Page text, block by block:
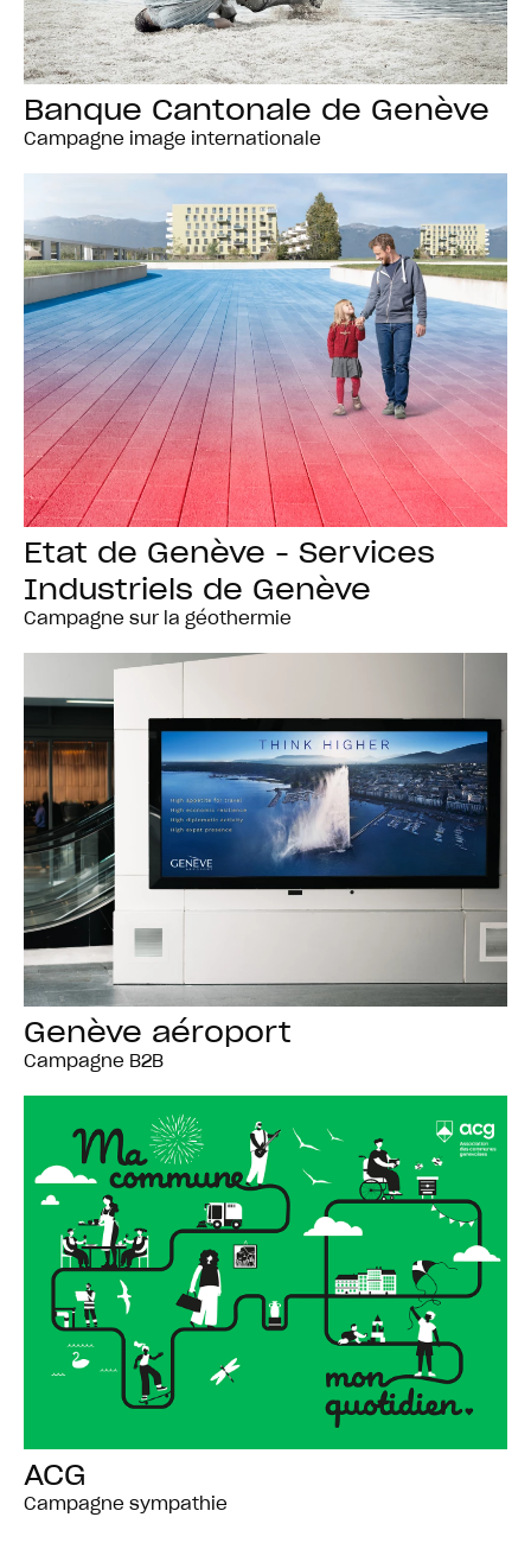
Banque Cantonale de Genève
Campagne image internationale
Etat de Genève - Services
Industriels de Genève
Campagne sur la géothermie
Genève aéroport
Campagne B2B
ACG
Campagne sympathie